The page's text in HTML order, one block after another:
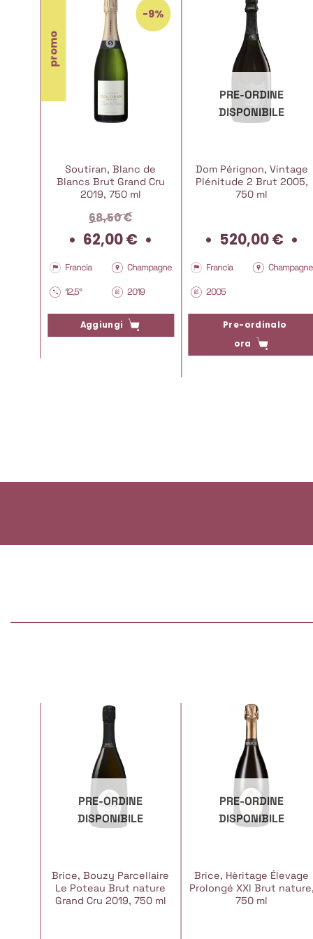
-9%
promo
Soutiran, Blanc de
Blancs Brut Grand Cru
2019, 750 ml
68,50€
prezzo
originale
era:
68,50 €.
62,00€
attuale
62,00 €.
Francia Champagne
12,5° 2019
Aggiungi
PRE-ORDINE
DISPONIBILE
Dom Pérignon, Vintage
Plénitude 2 Brut 2005,
750 ml
520,00€
Francia Champagne
2005
Pre-ordinalo
ora
PRE-ORDINE
DISPONIBILE
Brice, Bouzy Parcellaire
Le Poteau Brut nature
Grand Cru 2019, 750 ml
PRE-ORDINE
DISPONIBILE
Brice, Hèritage Élevage
Prolongé XXI Brut
750 ml